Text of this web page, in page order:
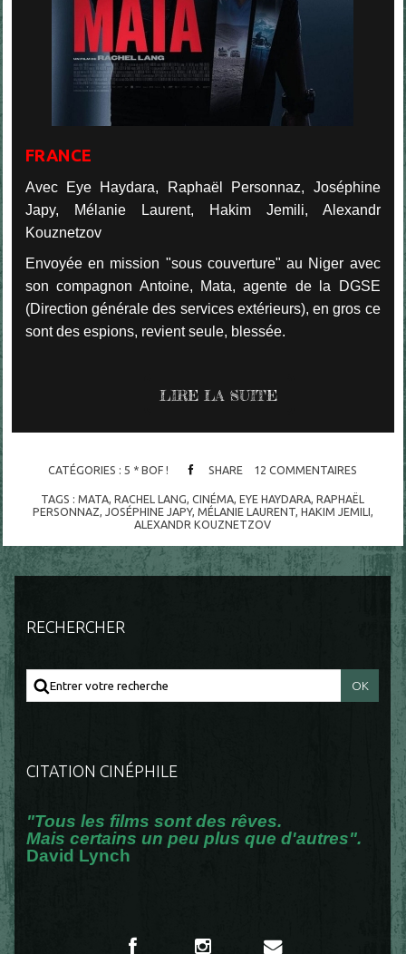
FRANCE
Avec Eye Haydara, Raphaël Personnaz, Joséphine
Japy, Mélanie Laurent, Hakim Jemili, Alexandr
Kouznetzov
Envoyée en mission "sous couverture" au Niger avec
son compagnon Antoine, Mata, agente de la DGSE
(Direction générale des services extérieurs), en gros ce
sont des espions, revient seule, blessée.
LIRE LA SUITE
CATÉGORIES : 5 * BOF ! SHARE 12 COMMENTAIRES
TAGS :MATA,RACHEL LANG,CINÉMA,EYE HAYDARA,RAPHAËL
PERSONNAZ, JOSÉPHINE JAPY, MÉLANIE LAURENT, HAKIM JEMILI,
ALEXANDR KOUZNETZOV
RECHERCHER
CITATION CINÉPHILE
"Tous les films sont des rêves.
Mais certains un peu plus que d'autres".
David Lynch